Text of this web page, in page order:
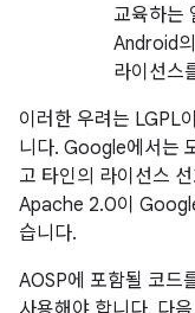
교육하는
Android
라이선스
이러한 우려는 LGPL
니다. Google에서는
고 타인의 라이선스
Apache 2.0이
습니다.
AOSP에 포함될 코드